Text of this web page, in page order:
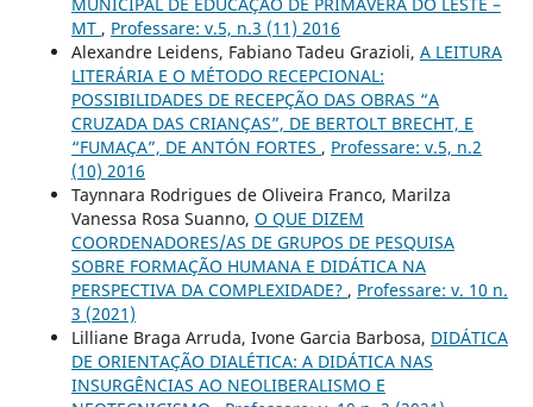
MT , Professare: v.5, n.3 (11) 2016
Alexandre Leidens, Fabiano Tadeu Grazioli, A LEITURA
LITERÁRIA E O MÉTODO RECEPCIONAL:
POSSIBILIDADES DE RECEPÇÃO DAS OBRAS “A
CRUZADA DAS CRIANÇAS”, DE BERTOLT BRECHT, E
“FUMAÇA”, DE ANTÓN FORTES , Professare: v.5, n.2
(10) 2016
Taynnara Rodrigues de Oliveira Franco, Marilza
Vanessa Rosa Suanno, O QUE DIZEM
COORDENADORES/AS DE GRUPOS DE PESQUISA
SOBRE FORMAÇÃO HUMANA E DIDÁTICA NA
PERSPECTIVA DA COMPLEXIDADE? , Professare: v. 10 n.
3 (2021)
Lilliane Braga Arruda, Ivone Garcia Barbosa, DIDÁTICA
DE ORIENTAÇÃO DIALÉTICA: A DIDÁTICA NAS
INSURGÊNCIAS AO NEOLIBERALISMO E